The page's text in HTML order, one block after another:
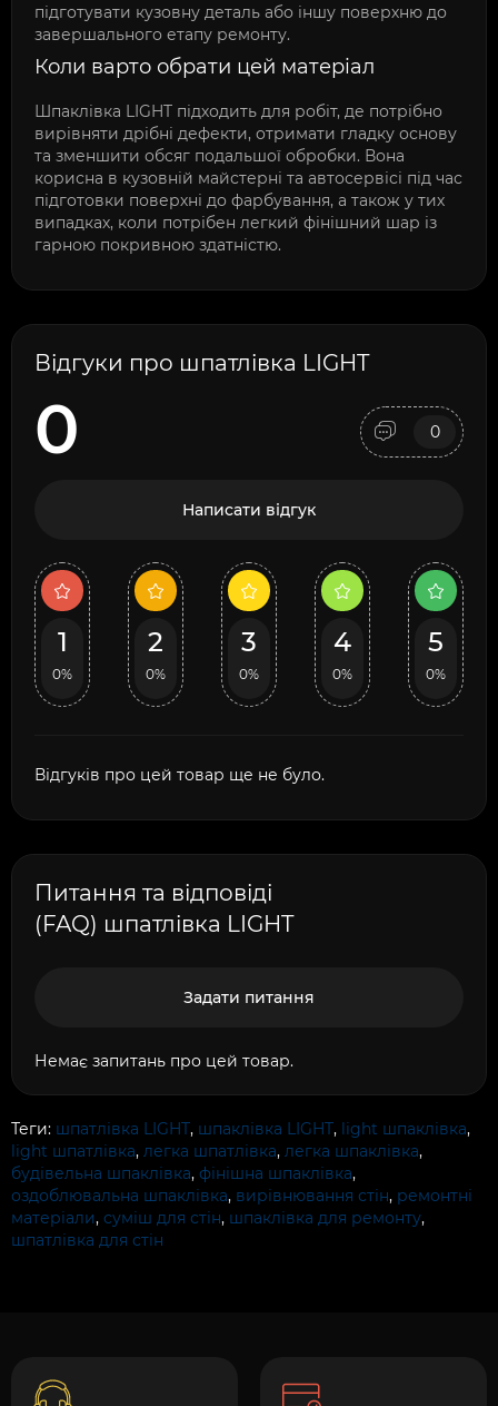
підготувати кузовну деталь або іншу поверхню до
завершального етапу ремонту.
Коли варто обрати цей матеріал
Шпаклівка LIGHT підходить для робіт, де потрібно
вирівняти дрібні дефекти, отримати гладку основу
та зменшити обсяг подальшої обробки. Вона
корисна в кузовній майстерні та автосервісі під час
підготовки поверхні до фарбування, а також у тих
випадках, коли потрібен легкий фінішний шар із
гарною покривною здатністю.
Відгуки про шпатлівка LIGHT
0 0
Написати відгук
1
0%
2
0%
3
0%
4
0%
5
0%
Відгуків про цей товар ще не було.
Питання та відповіді
(FAQ) шпатлівка LIGHT
Задати питання
Немає запитань про цей товар.
Теги: шпатлівка LIGHT, шпаклівка LIGHT, light шпаклівка,
light шпатлівка, легка шпатлівка, легка шпаклівка,
будівельна шпаклівка, фінішна шпаклівка,
оздоблювальна шпаклівка, вирівнювання стін, ремонтні
матеріали, суміш для стін, шпаклівка для ремонту,
шпатлівка для стін